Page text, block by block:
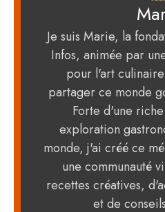
Je suis Marie, la
Infos, animée par
pour l'art
partager ce monde
Forte d'une
exploration
monde, j'ai créé ce
une communauté
recettes créatives,
et de